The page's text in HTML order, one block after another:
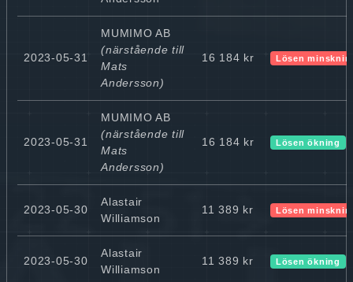
2023-05-31
MUMIMO AB
(närstående till
Mats
Andersson)
16 184 kr Lösen
2023-05-31
MUMIMO AB
(närstående till
Mats
Andersson)
16 184 kr Lösen ökning
2023-05-30
Alastair
Williamson
11 389 kr Lösen
2023-05-30
Alastair
Williamson
11 389 kr Lösen ökning